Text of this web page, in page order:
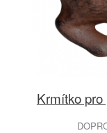
Krmítko pro